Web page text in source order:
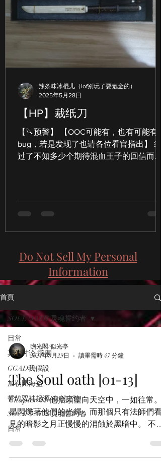
起點。比如說： 日常對話 ：朋友間的吐
槽、家人間的爭吵，甚至路人間的偶遇，
都能成為角色互動的靈感來源。 街頭風景
：一個不起眼的咖啡館、一條安靜的小
巷，甚至是公園裡的長椅，都能激發場景
描寫的靈感。 音樂和電影 ：聽著某首歌
頭讓你想像另一種結局。 這些看似平凡的
元素，經過你的想像力加工，就能變成獨
一無二的故事素材。 如何讓靈感不再「曇
花一現」？ 靈感來了，怎麼抓住它？我自
己有幾個小撇步，分享給你： 隨身攜帶筆
記本或手機備忘錄 靈感往往一閃而過，馬
上記下，別讓它溜走。 設定固
【HP】裁纸刀
【🔪预警】 【OOC可能有，也有可能有
bug，若是发现了也请各位看官指出】 经
过了不知多少个期待混血王子的回信而无
一份自己的礼物。...
辣条味冰棍儿（lof别玩了要氪金的）
2025年5月28日
Do Not Sell My Personal
Information
首頁
日常
其他讨论/脑洞
GGAD我假設
加勒比海盗
誓约双神起源/自创史诗
SOUL OATH/灵魂誓约者
日常
SOUL OATH/灵魂誓约者
煦光閣/似光亭
2021年8月29日
讀畢需時 47 分鐘
The Soul oath [01-13]
Chapter 01 他抬頭望向天空中，一如往常。繁
星閃爍著他們的光輝，而那個只有法師們看
見的暗影之月正慢慢的消蝕於黑暗中。 不同
計時器。它讓法師們知道，不論在怎麼強大
無視於現世的物理法則。...